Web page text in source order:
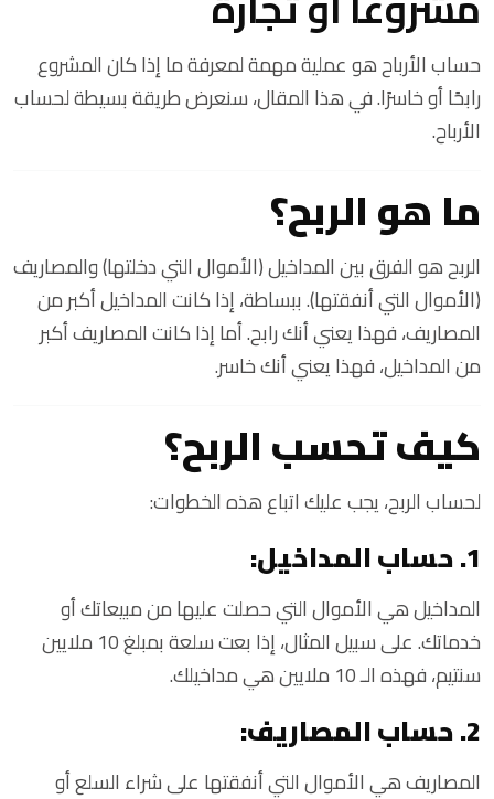
حساب الأرباح هو عملية مهمة لمعرفة ما إذا كان المشروع
رابحًا أو خاسرًا. في هذا المقال، سنعرض طريقة بسيطة لحساب
الأرباح.
ما هو الربح؟
الربح هو الفرق بين المداخيل (الأموال التي دخلتها) والمصاريف
(الأموال التي أنفقتها). ببساطة، إذا كانت المداخيل أكبر من
المصاريف، فهذا يعني أنك رابح. أما إذا كانت المصاريف أكبر
من المداخيل، فهذا يعني أنك خاسر.
كيف تحسب الربح؟
لحساب الربح، يجب عليك اتباع هذه الخطوات:
1. حساب المداخيل:
المداخيل هي الأموال التي حصلت عليها من مبيعاتك أو
خدماتك. على سبيل المثال، إذا بعت سلعة بمبلغ 10 ملايين
سنتيم، فهذه الـ 10 ملايين هي مداخيلك.
2. حساب المصاريف:
المصاريف هي الأموال التي أنفقتها على شراء السلع أو